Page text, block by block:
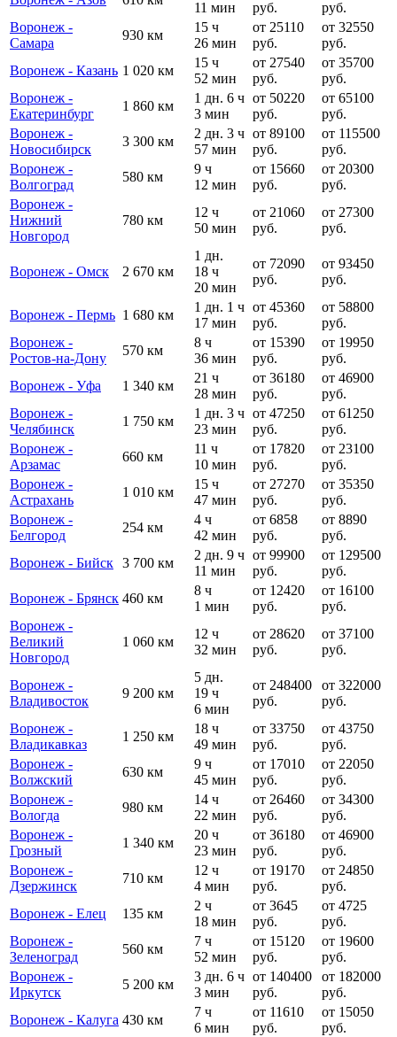
11 мин руб.
руб.
Воронеж -
Самара
930 км
15 ч
26 мин
от 25110
руб.
от 32550
руб.
Воронеж - Казань 1 020 км
15 ч
52 мин
от 27540
руб.
от 35700
руб.
Воронеж -
Екатеринбург
1 860 км
1 дн. 6 ч
3 мин
от 50220
руб.
от 65100
руб.
Воронеж -
Новосибирск
3 300 км
2 дн. 3 ч
57 мин
от 89100
руб.
от 115500
руб.
Воронеж -
Волгоград
580 км
9 ч
12 мин
от 15660
руб.
от 20300
руб.
Воронеж -
Нижний
Новгород
780 км
12 ч
50 мин
от 21060
руб.
от 27300
руб.
Воронеж - Омск 2 670 км
1 дн.
18 ч
20 мин
от 72090
руб.
от 93450
руб.
Воронеж - Пермь 1 680 км
1 дн. 1 ч
17 мин
от 45360
руб.
от 58800
руб.
Воронеж -
Ростов-на-Дону
570 км
8 ч
36 мин
от 15390
руб.
от 19950
руб.
Воронеж - Уфа
1 340 км
21 ч
28 мин
от 36180
руб.
от 46900
руб.
Воронеж -
Челябинск
1 750 км
1 дн. 3 ч
23 мин
от 47250
руб.
от 61250
руб.
Воронеж -
Арзамас
660 км
11 ч
10 мин
от 17820
руб.
от 23100
руб.
Воронеж -
Астрахань
1 010 км
15 ч
47 мин
от 27270
руб.
от 35350
руб.
Воронеж -
Белгород
254 км
4 ч
42 мин
от 6858
руб.
от 8890
руб.
Воронеж - Бийск 3 700 км
2 дн. 9 ч
11 мин
от 99900
руб.
от 129500
руб.
Воронеж - Брянск 460 км
8 ч
1 мин
от 12420
руб.
от 16100
руб.
Воронеж -
Великий
Новгород
1 060 км
12 ч
32 мин
от 28620
руб.
от 37100
руб.
Воронеж -
Владивосток
9 200 км
5 дн.
19 ч
6 мин
от 248400
руб.
от 322000
руб.
Воронеж -
Владикавказ
1 250 км
18 ч
49 мин
от 33750
руб.
от 43750
руб.
Воронеж -
Волжский
630 км
9 ч
45 мин
от 17010
руб.
от 22050
руб.
Воронеж -
Вологда
980 км
14 ч
22 мин
от 26460
руб.
от 34300
руб.
Воронеж -
Грозный
1 340 км
20 ч
23 мин
от 36180
руб.
от 46900
руб.
Воронеж -
Дзержинск
710 км
12 ч
4 мин
от 19170
руб.
от 24850
руб.
Воронеж - Елец
135 км
2 ч
18 мин
от 3645
руб.
от 4725
руб.
Воронеж -
Зеленоград
560 км
7 ч
52 мин
от 15120
руб.
от 19600
руб.
Воронеж -
Иркутск
5 200 км
3 дн. 6 ч
3 мин
от 140400
руб.
от 182000
руб.
Воронеж - Калуга 430 км
7 ч
6 мин
от 11610
руб.
от 15050
руб.